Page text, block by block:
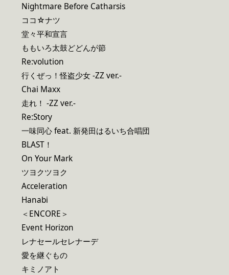
Nightmare Before Catharsis
ココ☆ナツ
堂々平和宣言
ももいろ太鼓どどんが節
Re:volution
行くぜっ！怪盗少女 -ZZ ver.-
Chai Maxx
走れ！ -ZZ ver.-
Re:Story
一味同心 feat. 新発田はるいち合唱団
BLAST！
On Your Mark
ツヨクツヨク
Acceleration
Hanabi
＜ENCORE＞
Event Horizon
レナセールセレナーデ
愛を継ぐもの
キミノアト